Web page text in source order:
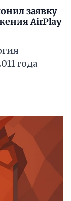
заявку
AirPlay
года